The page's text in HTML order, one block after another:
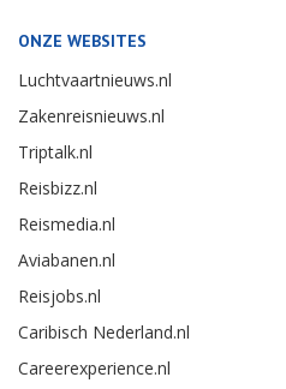
ONZE WEBSITES
Luchtvaartnieuws.nl
Zakenreisnieuws.nl
Triptalk.nl
Reisbizz.nl
Reismedia.nl
Aviabanen.nl
Reisjobs.nl
Caribisch Nederland.nl
Careerexperience.nl